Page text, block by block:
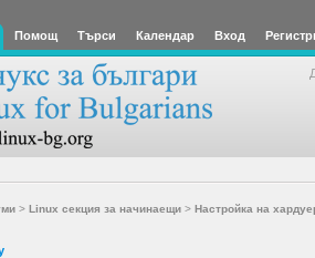
Помощ Търси Календар Вход
> Linux секция за начинаещи> Настройка на